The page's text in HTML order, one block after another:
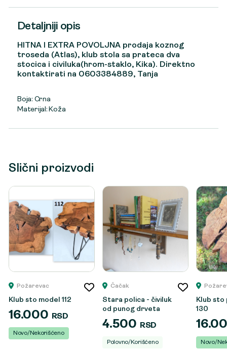
Detaljniji opis
HITNA I EXTRA POVOLJNA prodaja koznog
troseda (Atlas), klub stola sa prateca dva
stocica i civiluka(hrom-staklo, Kika). Direktno
kontaktirati na 0603384889, Tanja
Boja: Crna
Materijal: Koža
Slični proizvodi
Požarevac
Klub sto model 112
16.000 RSD
Novo/Nekorišćeno
Čačak
Stara polica - čiviluk
od punog drveta
4.500 RSD
Polovno/Korišćeno
Klub sto
130
Novo/